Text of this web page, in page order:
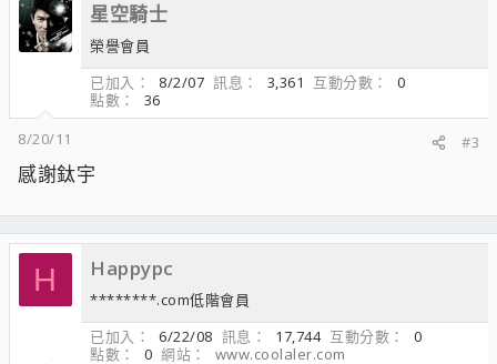
星空騎士
榮譽會員
已加入
8/2/07 訊息 3,361 互動分數
0
點數
36
8/20/11
#3
感謝鈦宇
H Happypc
********.com低階會員
已加入
6/22/08 訊息 17,744 互動分數
0
點數
0 網站
www.coolaler.com